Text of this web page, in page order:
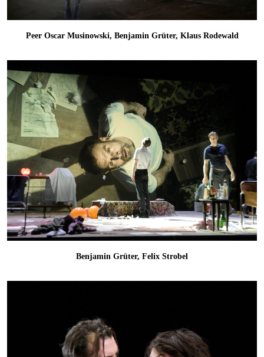
Peer Oscar Musinowski, Benjamin Grüter, Klaus Rodewald
Benjamin Grüter, Felix Strobel